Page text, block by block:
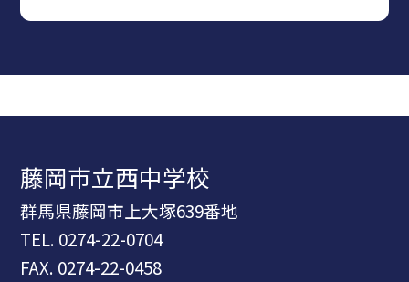
藤岡市立西中学校
群馬県藤岡市上大塚639番地
TEL. 0274-22-0704
FAX. 0274-22-0458